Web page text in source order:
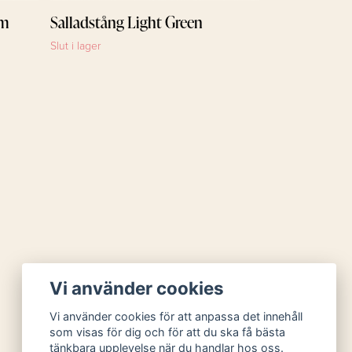
Salladstång Light Green
Slut i lager
Vi använder cookies
Vi använder cookies för att anpassa det innehåll
som visas för dig och för att du ska få bästa
tänkbara upplevelse när du handlar hos oss.